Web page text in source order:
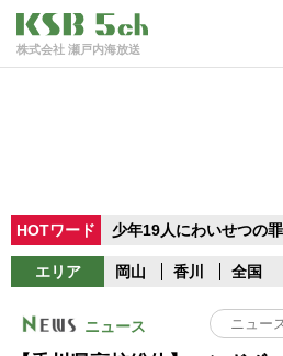
株式会社 瀬戸内海放送
HOTワード 少年19人にわいせつの罪
エリア 岡山 香川 全国
ニュース